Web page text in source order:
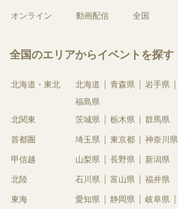
オンライン 動画配信 全国
全国のエリアからイベントを探す
北海道・東北 北海道 青森県 岩手県
福島県
北関東
茨城県 栃木県 群馬県
首都圏 埼玉県 東京都 神奈川県
甲信越 山梨県 長野県 新潟県
北陸 石川県 富山県 福井県
東海 愛知県 静岡県 岐阜県